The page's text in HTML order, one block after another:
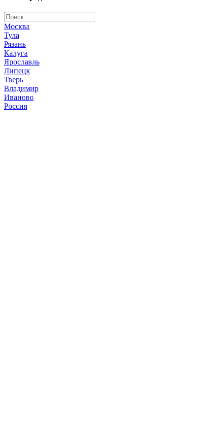
Москва
Тула
Рязань
Калуга
Ярославль
Липецк
Тверь
Владимир
Иваново
Россия